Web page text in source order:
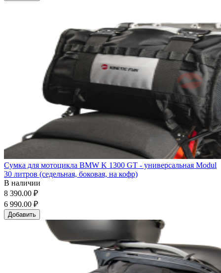
Сумка для мотоцикла BMW K 1300 GT - универсальная Modul
30 литров (седельная, боковая, на кофр)
В наличии
8 390.00 ₽
6 990.00 ₽
Добавить